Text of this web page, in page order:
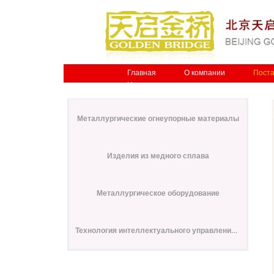
Главная О компании
Наши координаты
Металлургические огнеупорные материалы
Изделия из медного сплава
Металлургическое оборудование
Технология интеллектуального управления внешним уравниванием давления с энергосбережением для тепловых печей